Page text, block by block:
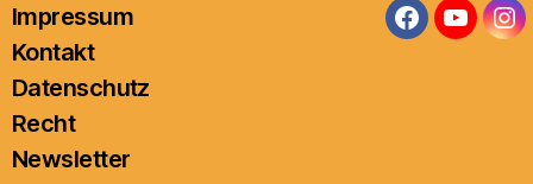
Impressum
Kontakt
Datenschutz
Recht
Newsletter
Facebook